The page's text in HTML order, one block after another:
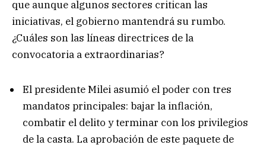
que aunque algunos sectores critican las
iniciativas, el gobierno mantendrá su rumbo.
¿Cuáles son las líneas directrices de la
convocatoria a extraordinarias?
El presidente Milei asumió el poder con tres
mandatos principales: bajar la inflación,
combatir el delito y terminar con los privilegios
de la casta. La aprobación de este paquete de